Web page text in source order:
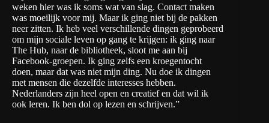
weken hier was ik soms wat van slag. Contact maken
was moeilijk voor mij. Maar ik ging niet bij de pakken
neer zitten. Ik heb veel verschillende dingen geprobeerd
om mijn sociale leven op gang te krijgen: ik ging naar
The Hub, naar de bibliotheek, sloot me aan bij
Facebook-groepen. Ik ging zelfs een kroegentocht
doen, maar dat was niet mijn ding. Nu doe ik dingen
met mensen die dezelfde interesses hebben.
Nederlanders zijn heel open en creatief en dat wil ik
ook leren. Ik ben dol op lezen en schrijven.”